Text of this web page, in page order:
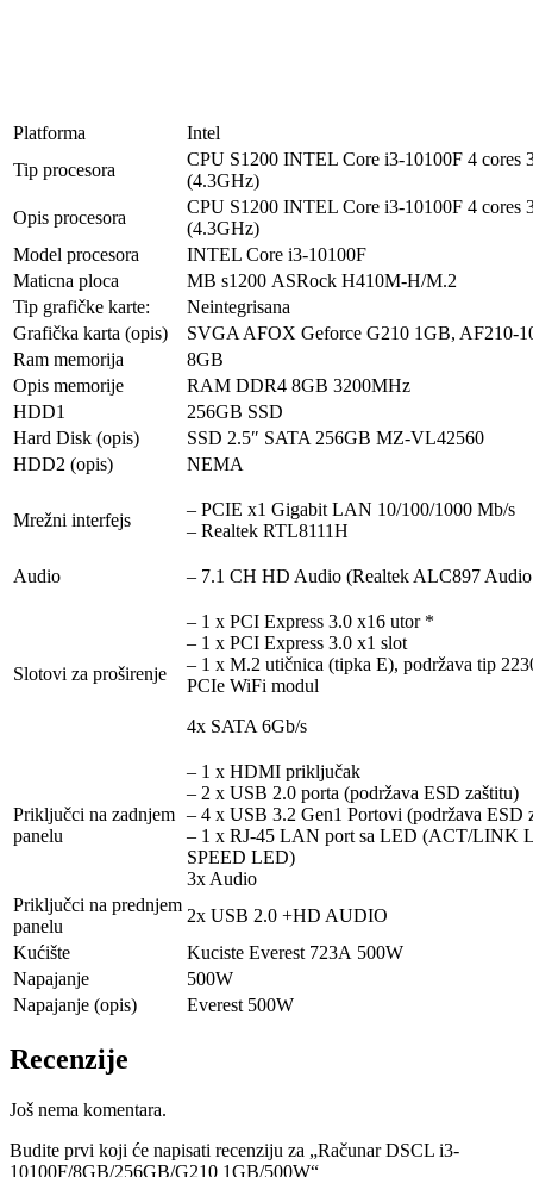
Platforma
Intel
Tip procesora
CPU S1200 INTEL Core i3-10100F 4 cores
(4.3GHz)
Opis procesora
CPU S1200 INTEL Core i3-10100F 4 cores
(4.3GHz)
Model procesora
INTEL Core i3-10100F
Maticna ploca
MB s1200 ASRock H410M-H/M.2
Tip grafičke karte:
Neintegrisana
Grafička karta (opis)
SVGA AFOX Geforce G210 1GB, AF210-
Ram memorija
8GB
Opis memorije
RAM DDR4 8GB 3200MHz
HDD1
256GB SSD
Hard Disk (opis)
SSD 2.5″ SATA 256GB MZ-VL42560
HDD2 (opis)
NEMA
Mrežni interfejs
– PCIE x1 Gigabit LAN 10/100/1000 Mb/s
– Realtek RTL8111H
Audio – 7.1 CH HD Audio (Realtek ALC897
Slotovi za proširenje
– 1 x PCI Express 3.0 x16 utor *
– 1 x PCI Express 3.0 x1 slot
– 1 x M.2 utičnica (tipka E), podržava tip
PCIe WiFi modul
4x SATA 6Gb/s
Priključci na zadnjem
panelu
– 1 x HDMI priključak
– 2 x USB 2.0 porta (podržava ESD zaštitu)
– 4 x USB 3.2 Gen1 Portovi (podržava ESD
– 1 x RJ-45 LAN port sa LED (ACT/LINK
SPEED LED)
3x Audio
Priključci na prednjem
panelu
2x USB 2.0 +HD AUDIO
Kućište
Kuciste Everest 723A 500W
Napajanje
500W
Napajanje (opis)
Everest 500W
Recenzije
Još nema komentara.
Budite prvi koji će napisati recenziju za „Računar DSCL i3-
10100F/8GB/256GB/G210 1GB/500W“